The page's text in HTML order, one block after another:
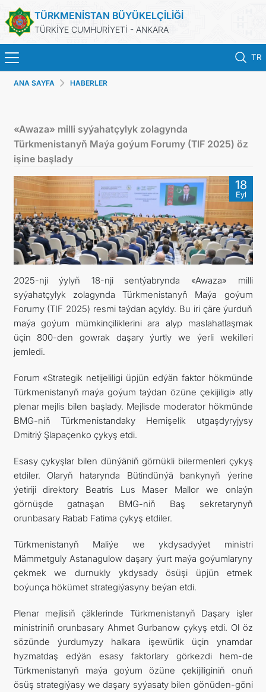
TÜRKMENİSTAN BÜYÜKELÇİLİĞİ
TÜRKİYE CUMHURİYETİ - ANKARA
TR
TÜRKMENISTAN
KONSOLOSLUK IŞLEMLERI
RANDEVU ALINIZ
DB
TOURISM
İLETIŞIM
ANA SAYFA HABERLER
«Awaza» milli syýahatçylyk zolagynda
Türkmenistanyň Maýa goýum Forumy (TIF 2025) öz
işine başlady
18
Eyl
2025-nji ýylyň 18-nji sentýabrynda «Awaza» milli
syýahatçylyk zolagynda Türkmenistanyň Maýa goýum
Forumy (TIF 2025) resmi taýdan açyldy. Bu iri çäre ýurduň
maýa goýum mümkinçiliklerini ara alyp maslahatlaşmak
üçin 800-den gowrak daşary ýurtly we ýerli wekilleri
jemledi.
Forum «Strategik netijeliligi üpjün edýän faktor hökmünde
Türkmenistanyň maýa goýum taýdan özüne çekijiligi» atly
plenar mejlis bilen başlady. Mejlisde moderator hökmünde
BMG-niň Türkmenistandaky Hemişelik utgaşdyryjysy
Dmitriý Şlapaçenko çykyş etdi.
Esasy çykyşlar bilen dünýäniň görnükli bilermenleri çykyş
etdiler. Olaryň hatarynda Bütindünýä bankynyň ýerine
ýetiriji direktory Beatris Lus Maser Mallor we onlaýn
görnüşde gatnaşan BMG-niň Baş sekretarynyň
orunbasary Rabab Fatima çykyş etdiler.
Türkmenistanyň Maliýe we ykdysadyýet ministri
Mämmetguly Astanagulow daşary ýurt maýa goýumlaryny
çekmek we durnukly ykdysady ösüşi üpjün etmek
boýunça hökümet strategiýasyny beýan etdi.
Plenar mejlisiň çäklerinde Türkmenistanyň Daşary işler
ministriniň orunbasary Ahmet Gurbanow çykyş etdi. Ol öz
sözünde ýurdumyzy halkara işewürlik üçin ynamdar
hyzmatdaş edýän esasy faktorlary görkezdi hem-de
Türkmenistanyň maýa goýum özüne çekijiliginiň onuň
ösüş strategiýasy we daşary syýasaty bilen gönüden-göni